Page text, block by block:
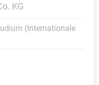
KG
(Internationale